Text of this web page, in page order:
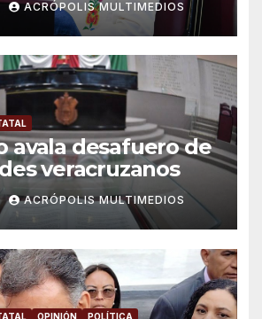
ACRÓPOLIS MULTIMEDIOS
avala desafuero de
veracruzanos
ACRÓPOLIS MULTIMEDIOS
OPINIÓN POLÍTICA